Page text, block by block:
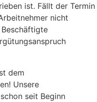
ist. Fällt der Termin
nicht
dem
Unsere
seit Beginn